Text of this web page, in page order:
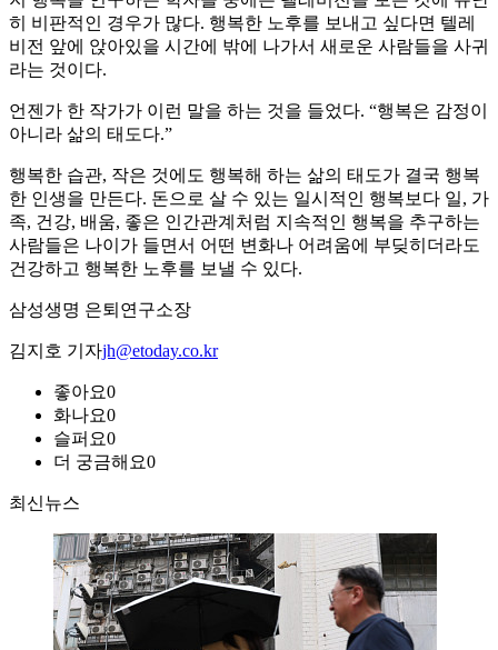
히 비판적인 경우가 많다. 행복한 노후를 보내고 싶다면 텔레
비전 앞에 앉아있을 시간에 밖에 나가서 새로운 사람들을 사귀
라는 것이다.
언젠가 한 작가가 이런 말을 하는 것을 들었다. “행복은 감정이
아니라 삶의 태도다.”
행복한 습관, 작은 것에도 행복해 하는 삶의 태도가 결국 행복
한 인생을 만든다. 돈으로 살 수 있는 일시적인 행복보다 일, 가
족, 건강, 배움, 좋은 인간관계처럼 지속적인 행복을 추구하는
사람들은 나이가 들면서 어떤 변화나 어려움에 부딪히더라도
건강하고 행복한 노후를 보낼 수 있다.
삼성생명 은퇴연구소장
김지호 기자jh@etoday.co.kr
좋아요0
화나요0
슬퍼요0
더 궁금해요0
최신뉴스